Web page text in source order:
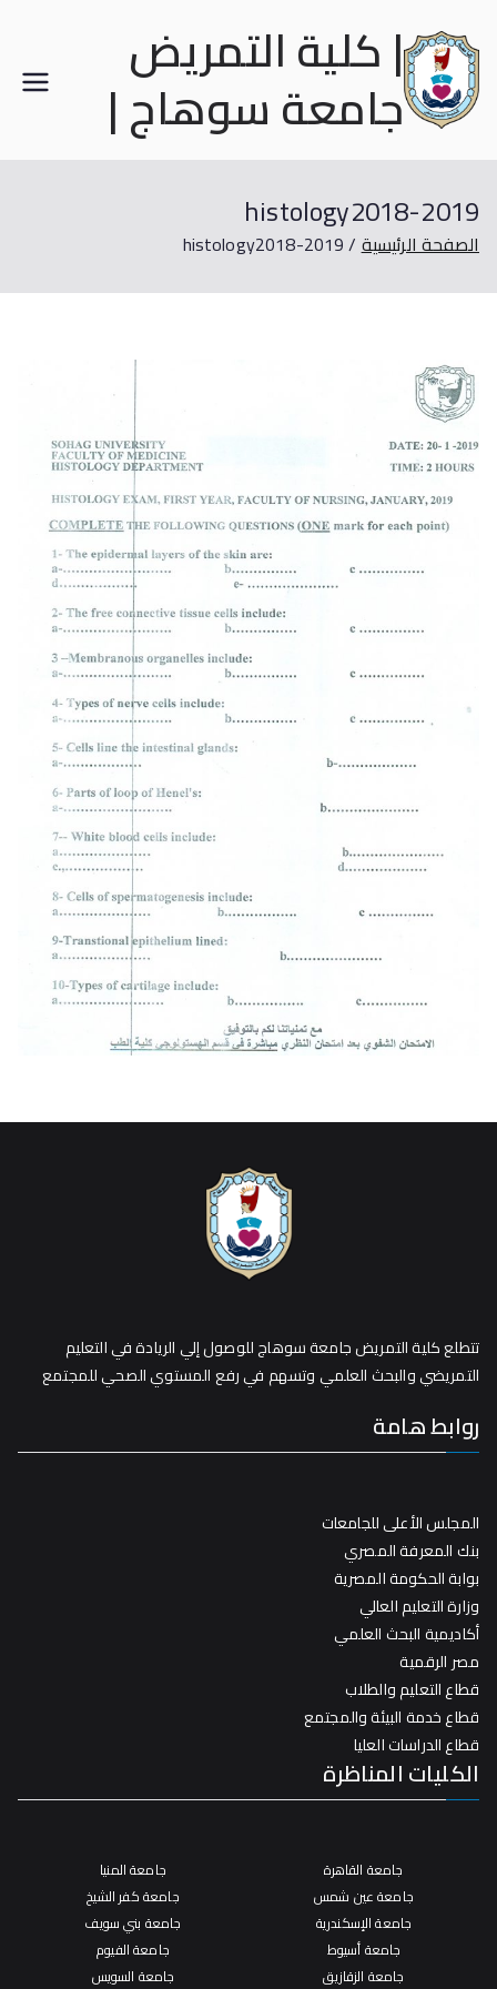
| كلية التمريض
جامعة سوهاج |
histology2018-2019
الصفحة الرئيسية histology2018-2019
تتطلع كلية التمريض جامعة سوهاج للوصول إلي الريادة في التعليم
التمريضي والبحث العلمي وتسهم في رفع المستوي الصحي للمجتمع
روابط هامة
المجلس الأعلى للجامعات
بنك المعرفة المصري
بوابة الحكومة المصرية
وزارة التعليم العالي
أكاديمية البحث العلمي
مصر الرقمية
قطاع التعليم والطلاب
قطاع خدمة البيئة والمجتمع
قطاع الدراسات العليا
الكليات المناظرة
جامعة القاهرة
جامعة عين شمس
جامعة الإسكندرية
جامعة أسيوط
جامعة الزقازيق
جامعة المنيا
جامعة كفر الشيخ
جامعة بني سويف
جامعة الفيوم
جامعة السويس